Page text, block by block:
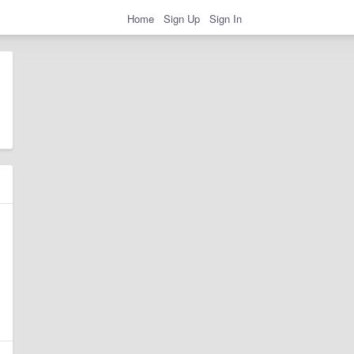
Home Sign Up Sign In